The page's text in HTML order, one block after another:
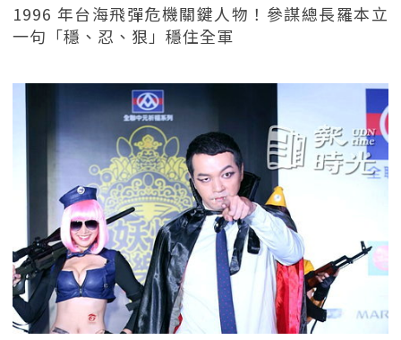
1996 年台海飛彈危機關鍵人物！參謀總長羅本立
一句「穩、忍、狠」穩住全軍